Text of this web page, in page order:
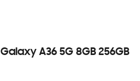
Galaxy A36 5G 8GB 256GB